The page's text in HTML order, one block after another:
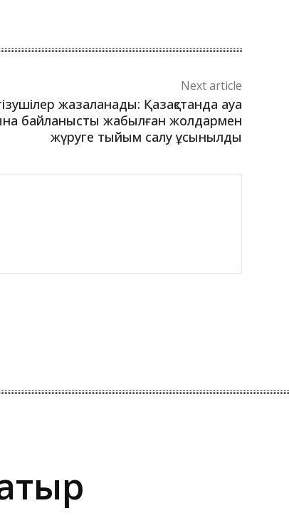
Next article
жазаланады: Қазақстанда ауа
байланысты жабылған жолдармен
жүруге тыйым салу ұсынылды